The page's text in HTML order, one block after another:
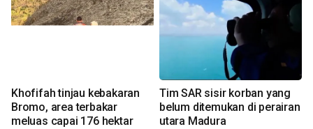
Khofifah tinjau kebakaran
Bromo, area terbakar
meluas capai 176 hektar
Tim SAR sisir korban yang
belum ditemukan di perairan
utara Madura